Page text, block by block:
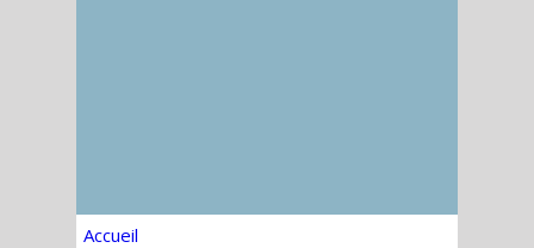
Accueil